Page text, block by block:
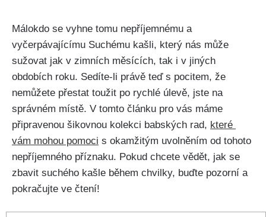
Málokdo se vyhne tomu nepříjemnému a​
vyčerpávajícímu Suchému kašli, který nás může
sužovat jak v zimních měsících, tak i v jiných
obdobích roku. Sedíte-li právě teď s pocitem, ⁢že
nemůžete přestat ⁢toužit po rychlé úlevě, jste na
správném⁤ místě. V tomto ⁣článku pro vás‌ máme
‌připravenou šikovnou kolekci ⁤babských rad, které ​
vám mohou pomoci s okamžitým uvolněním od‍ tohoto
nepříjemného příznaku. Pokud chcete vědět, jak‍ se
zbavit suchého kašle během chvilky, buďte⁢ pozorní a
pokračujte ve čtení!